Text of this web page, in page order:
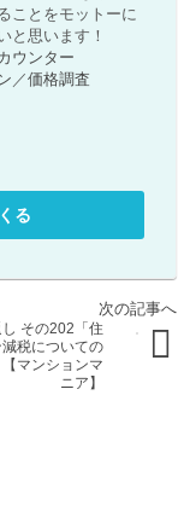
ことをモットーに
と思います！
ウンター
／価格調査
る
し その202「住
税についての
マンションマ
ニア】